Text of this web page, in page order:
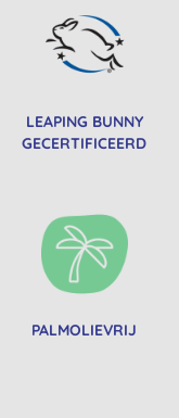
LEAPING BUNNY
GECERTIFICEERD
PALMOLIEVRIJ